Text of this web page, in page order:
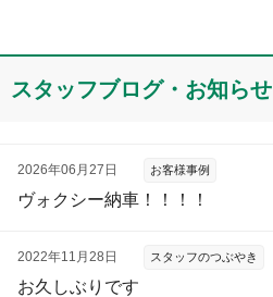
スタッフブログ・お知らせ
2026年06月27日 お客様事例
ヴォクシー納車！！！！
2022年11月28日 スタッフのつぶやき
お久しぶりです